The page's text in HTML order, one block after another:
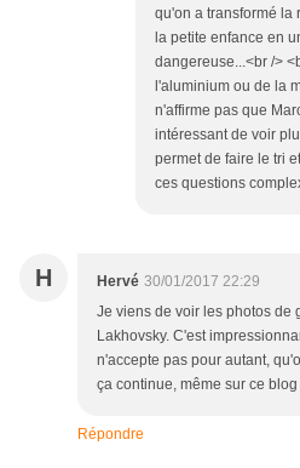
qu'on a transformé la
la petite enfance en
dangereuse...<br />
l'aluminium ou de la
n'affirme pas que
intéressant de voir
permet de faire le tri
ces questions
H Hervé 30/01/2017 22:29
Je viens de voir les photos de
Lakhovsky. C'est
n'accepte pas pour autant,
ça continue, même sur ce
Répondre